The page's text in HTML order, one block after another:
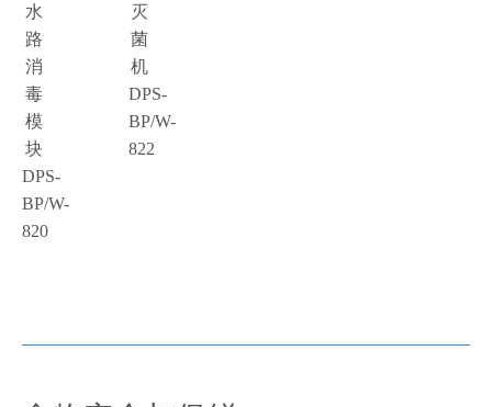
水
路
消
毒
模
块
DPS-
BP/W-
820
灭
菌
机
DPS-
BP/W-
822